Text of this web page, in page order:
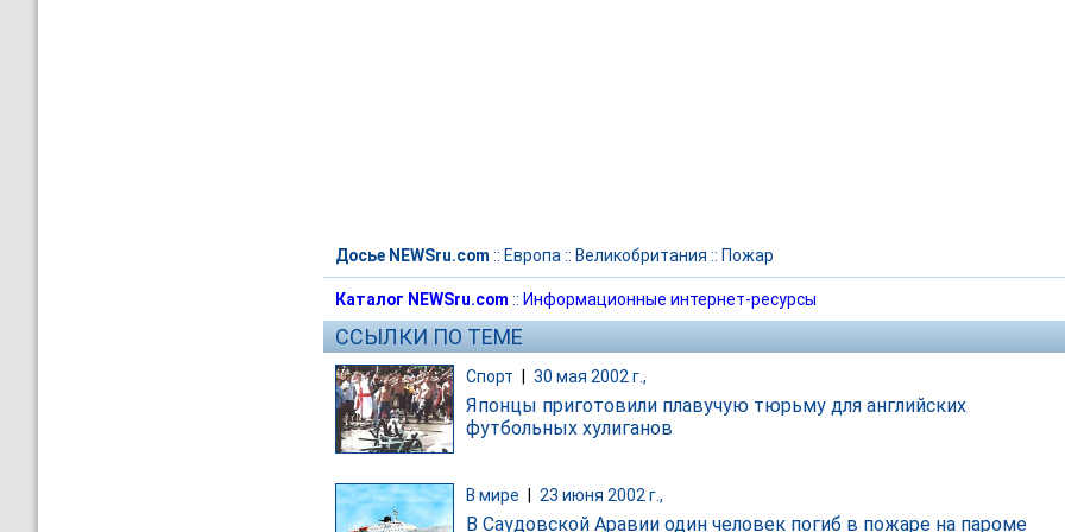
Досье NEWSru.com :: Европа :: Великобритания :: Пожар
Каталог NEWSru.com :: Информационные интернет-ресурсы
ССЫЛКИ ПО ТЕМЕ
Спорт 30 мая 2002 г.,
Японцы приготовили плавучую тюрьму для английских
футбольных хулиганов
В мире 23 июня 2002 г.,
В Саудовской Аравии один человек погиб в пожаре на пароме